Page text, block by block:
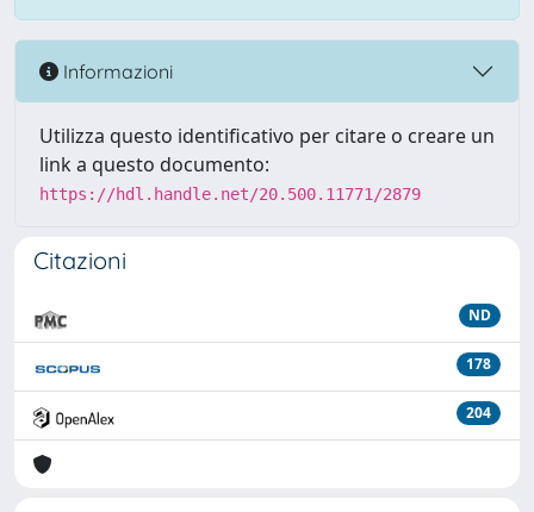
Informazioni
Utilizza questo identificativo per citare o creare un
link a questo documento:
https://hdl.handle.net/20.500.11771/2879
Citazioni
ND
178
204